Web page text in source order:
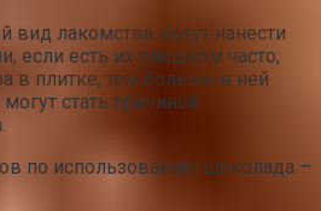
вид лакомства могут нанести
если есть их слишком часто;
в плитке, тем больше в ней
стать причиной
по использованию шоколада –